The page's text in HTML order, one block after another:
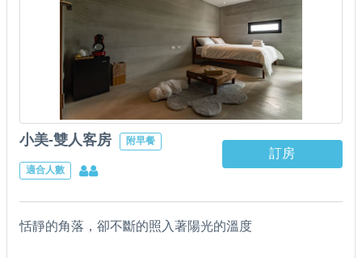
小美-雙人客房 附早餐
適合人數
訂房
恬靜的角落，卻不斷的照入著陽光的溫度